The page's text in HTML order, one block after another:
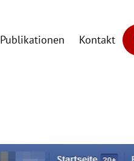
Publikationen Kontakt